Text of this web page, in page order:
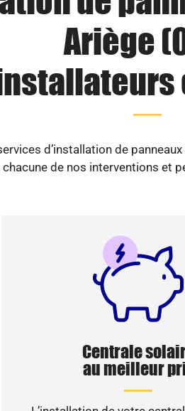
Ariège
d’installation de
chacune de nos interventions et
Centrale
au meilleur